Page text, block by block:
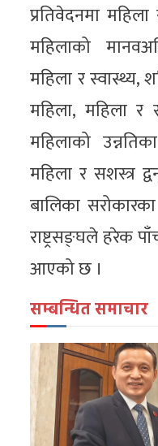
प्रतिवेदनमा महिला
महिलाको
महिला र स्वास्थ्य,
महिला, महिला र
महिलाको
महिला र सशस्त्र
बालिका
राष्ट्रसङ्घले हरेक
आएको छ ।
सम्बन्धित समाचार